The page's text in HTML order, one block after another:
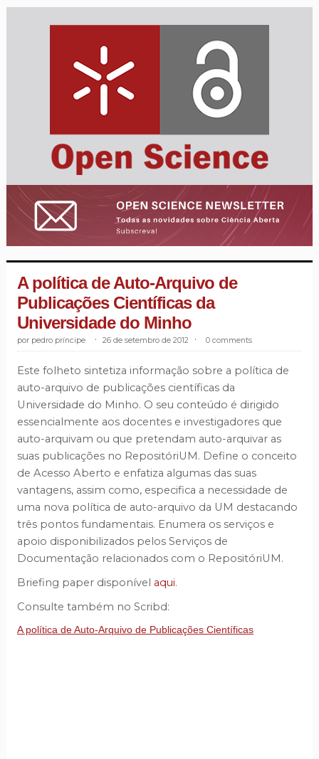
A política de Auto-Arquivo de
Publicações Científicas da
Universidade do Minho
pedro príncipe. 26 de setembro de 2012 0 comments
Este folheto sintetiza informação sobre a política de
auto-arquivo de publicações científicas da
Universidade do Minho. O seu conteúdo é dirigido
essencialmente aos docentes e investigadores que
auto-arquivam ou que pretendam auto-arquivar as
suas publicações no RepositóriUM. Define o conceito
de Acesso Aberto e enfatiza algumas das suas
vantagens, assim como, especifica a necessidade de
uma nova política de auto-arquivo da UM destacando
três pontos fundamentais. Enumera os serviços e
apoio disponibilizados pelos Serviços de
Documentação relacionados com o RepositóriUM.
Briefing paper disponível aqui.
Consulte também no Scribd:
A política de Auto-Arquivo de Publicações Científicas